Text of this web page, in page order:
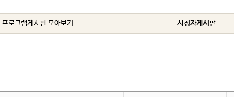
프로그램게시판 모아보기 시청자게시판